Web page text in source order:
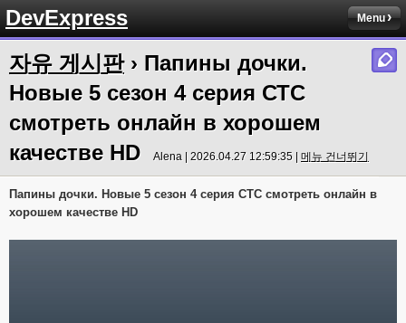
DevExpress Menu
자유 게시판› Папины дочки.
Новые 5 сезон 4 серия СТС
смотреть онлайн в хорошем
качестве HD
Alena | 2026.04.27 12:59:35 | 메뉴 건너뛰기
Папины дочки. Новые 5 сезон 4 серия СТС смотреть онлайн в
хорошем качестве HD